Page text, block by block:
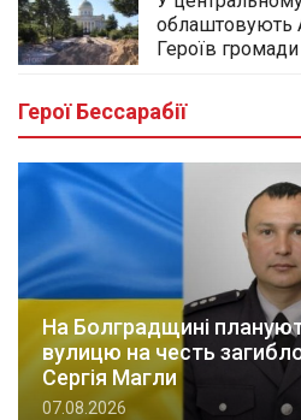
облаштовують
Героїв громади
Герої Бессарабії
На Болградщині
вулицю на честь
Сергія Магли
07.08.2026